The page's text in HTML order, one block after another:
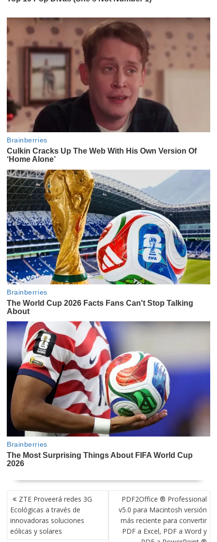
NAVEGACIÓN
DE
ENTRADAS
ZTE Proveerá redes 3G
Ecológicas a través de
innovadoras soluciones
eólicas y solares
PDF2Office ® Professional
v5.0 para Macintosh versión
más reciente para convertir
PDF a Excel, PDF a Word y